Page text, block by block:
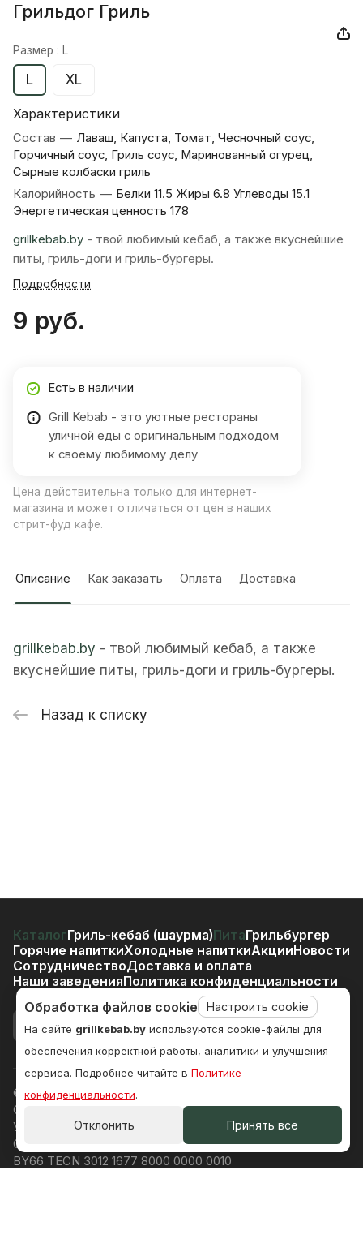
Грильдог Гриль
Размер : L
L XL
Характеристики
Состав — Лаваш, Капуста, Томат, Чесночный соус,
Горчичный соус, Гриль соус, Маринованный огурец,
Сырные колбаски гриль
Калорийность — Белки 11.5 Жиры 6.8 Углеводы 15.1
Энергетическая ценность 178
grillkebab.by - твой любимый кебаб, а также вкуснейшие
питы, гриль-доги и гриль-бургеры.
Подробности
9 руб.
Есть в наличии
Grill Kebab - это уютные рестораны
уличной еды с оригинальным подходом
к своему любимому делу
Цена действительна только для интернет-
магазина и может отличаться от цен в наших
стрит-фуд кафе.
Описание Как заказать Оплата Доставка
grillkebab.by - твой любимый кебаб, а также
вкуснейшие питы, гриль-доги и гриль-бургеры.
Назад к списку
Обработка файлов cookie Настроить cookie
На сайте grillkebab.by используются cookie-файлы для
обеспечения корректной работы, аналитики и улучшения
сервиса. Подробнее читайте в Политике
конфиденциальности.
Отклонить Принять все
КаталогГриль-кебаб (шаурма)ПитаГрильбургер
Горячие напиткиХолодные напиткиАкцииНовости
СотрудничествоДоставка и оплата
Наши заведенияПолитика конфиденциальности
© 2026 grillkebab.by, Все права защищены
ООО «Аппетит Плюс», Притыцкого 142, пом 4, Минск
УНП 192977261
ОАО «Технобанк», Кропоткина 44, Минск
BY66 TECN 3012 1677 8000 0000 0010